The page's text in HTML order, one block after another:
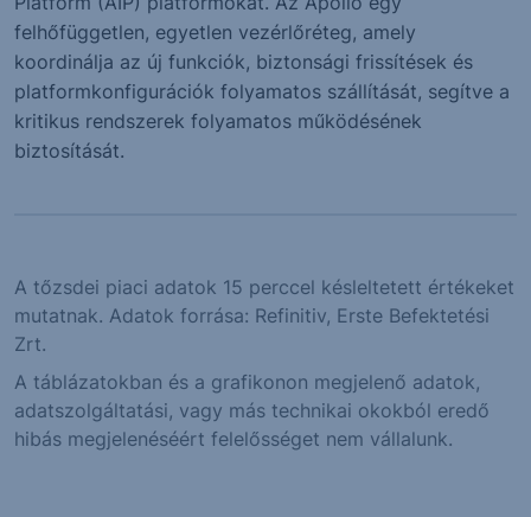
felhőfüggetlen, egyetlen vezérlőréteg, amely
koordinálja az új funkciók, biztonsági frissítések és
platformkonfigurációk folyamatos szállítását, segítve a
kritikus rendszerek folyamatos működésének
biztosítását.
A tőzsdei piaci adatok 15 perccel késleltetett értékeket
mutatnak. Adatok forrása: Refinitiv, Erste Befektetési
Zrt.
A táblázatokban és a grafikonon megjelenő adatok,
adatszolgáltatási, vagy más technikai okokból eredő
hibás megjelenéséért felelősséget nem vállalunk.